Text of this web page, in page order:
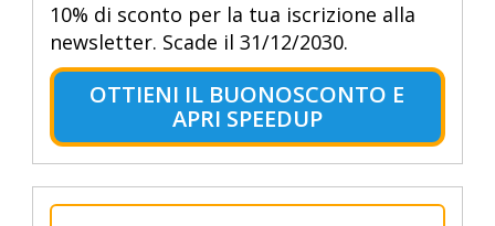
10% di sconto per la tua iscrizione alla
newsletter. Scade il 31/12/2030.
OTTIENI IL BUONOSCONTO E
APRI SPEEDUP